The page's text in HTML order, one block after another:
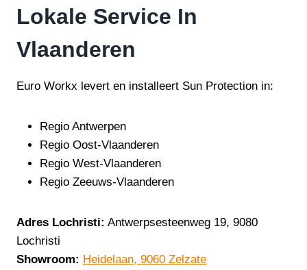
Lokale Service In
Vlaanderen
Euro Workx levert en installeert Sun Protection in:
Regio Antwerpen
Regio Oost-Vlaanderen
Regio West-Vlaanderen
Regio Zeeuws-Vlaanderen
Adres Lochristi: Antwerpsesteenweg 19, 9080
Lochristi
Showroom: Heidelaan, 9060 Zelzate